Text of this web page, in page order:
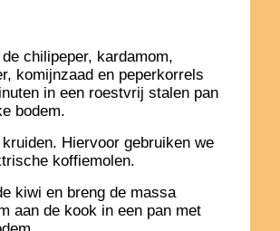
de chilipeper, kardamom,
komijnzaad en peperkorrels
in een roestvrij stalen pan
bodem.
kruiden. Hiervoor gebruiken we
koffiemolen.
kiwi en breng de massa
aan de kook in een pan met